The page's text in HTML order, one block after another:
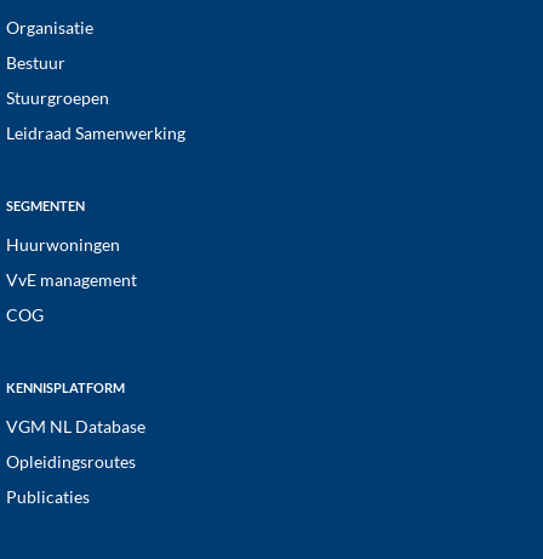
Organisatie
Bestuur
Stuurgroepen
Leidraad Samenwerking
SEGMENTEN
Huurwoningen
VvE management
COG
KENNISPLATFORM
VGM NL Database
Opleidingsroutes
Publicaties